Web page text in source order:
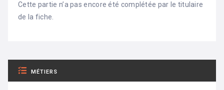
Cette partie n’a pas encore été complétée par le titulaire
de la fiche.
MÉTIERS